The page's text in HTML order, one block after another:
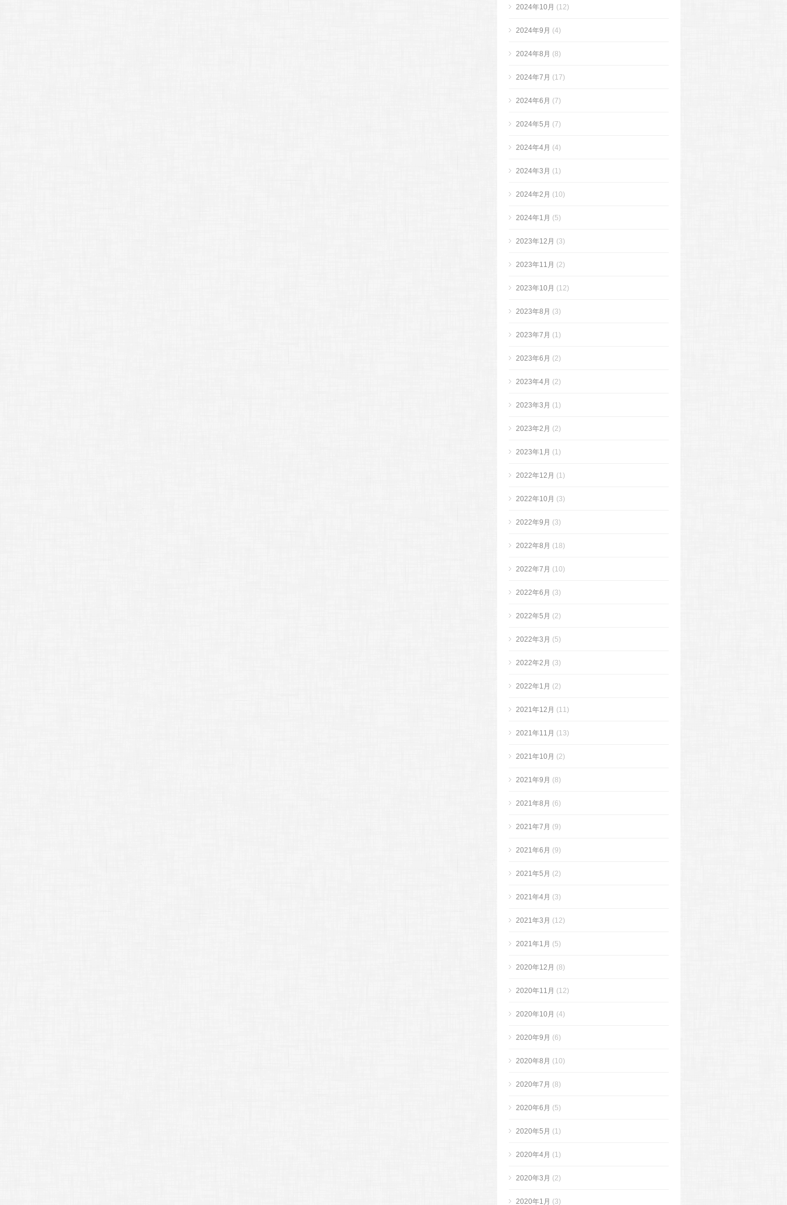
2024年10月 (12)
2024年9月 (4)
2024年8月 (8)
2024年7月 (17)
2024年6月 (7)
2024年5月 (7)
2024年4月 (4)
2024年3月 (1)
2024年2月 (10)
2024年1月 (5)
2023年12月 (3)
2023年11月 (2)
2023年10月 (12)
2023年8月 (3)
2023年7月 (1)
2023年6月 (2)
2023年4月 (2)
2023年3月 (1)
2023年2月 (2)
2023年1月 (1)
2022年12月 (1)
2022年10月 (3)
2022年9月 (3)
2022年8月 (18)
2022年7月 (10)
2022年6月 (3)
2022年5月 (2)
2022年3月 (5)
2022年2月 (3)
2022年1月 (2)
2021年12月 (11)
2021年11月 (13)
2021年10月 (2)
2021年9月 (8)
2021年8月 (6)
2021年7月 (9)
2021年6月 (9)
2021年5月 (2)
2021年4月 (3)
2021年3月 (12)
2021年1月 (5)
2020年12月 (8)
2020年11月 (12)
2020年10月 (4)
2020年9月 (6)
2020年8月 (10)
2020年7月 (8)
2020年6月 (5)
2020年5月 (1)
2020年4月 (1)
2020年3月 (2)
2020年1月 (3)